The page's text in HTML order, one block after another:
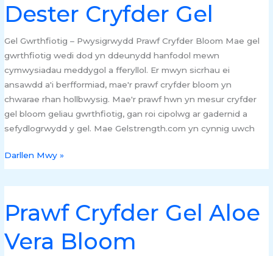
Dester Cryfder Gel
Gel Gwrthfiotig – Pwysigrwydd Prawf Cryfder Bloom Mae gel
gwrthfiotig wedi dod yn ddeunydd hanfodol mewn
cymwysiadau meddygol a fferyllol. Er mwyn sicrhau ei
ansawdd a'i berfformiad, mae'r prawf cryfder bloom yn
chwarae rhan hollbwysig. Mae'r prawf hwn yn mesur cryfder
gel bloom geliau gwrthfiotig, gan roi cipolwg ar gadernid a
sefydlogrwydd y gel. Mae Gelstrength.com yn cynnig uwch
Gwrthfiotig
gan
Dester
Cryfder
Gel
Darllen Mwy »
Prawf Cryfder Gel Aloe
Vera Bloom
Prawf
Cryfder
Gel
Aloe